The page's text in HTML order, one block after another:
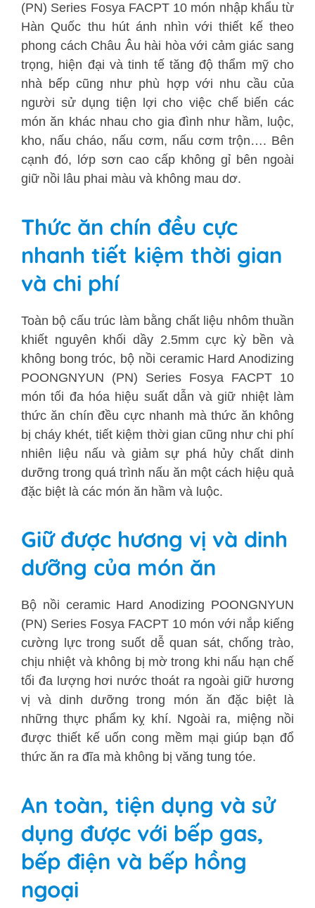
(PN) Series Fosya FACPT 10 món nhập khẩu từ
Hàn Quốc thu hút ánh nhìn với thiết kế theo
phong cách Châu Âu hài hòa với cảm giác sang
trọng, hiện đại và tinh tế tăng độ thẩm mỹ cho
nhà bếp cũng như phù hợp với nhu cầu của
người sử dụng tiện lợi cho việc chế biến các
món ăn khác nhau cho gia đình như hầm, luộc,
kho, nấu cháo, nấu cơm, nấu cơm trộn…. Bên
cạnh đó, lớp sơn cao cấp không gỉ bên ngoài
giữ nồi lâu phai màu và không mau dơ.
Thức ăn chín đều cực
nhanh tiết kiệm thời gian
và chi phí
Toàn bộ cấu trúc làm bằng chất liệu nhôm thuần
khiết nguyên khối dầy 2.5mm cực kỳ bền và
không bong tróc, bộ nồi ceramic Hard Anodizing
POONGNYUN (PN) Series Fosya FACPT 10
món tối đa hóa hiệu suất dẫn và giữ nhiệt làm
thức ăn chín đều cực nhanh mà thức ăn không
bị cháy khét, tiết kiệm thời gian cũng như chi phí
nhiên liệu nấu và giảm sự phá hủy chất dinh
dưỡng trong quá trình nấu ăn một cách hiệu quả
đặc biệt là các món ăn hầm và luộc.
Giữ được hương vị và dinh
dưỡng của món ăn
Bộ nồi ceramic Hard Anodizing POONGNYUN
(PN) Series Fosya FACPT 10 món với nắp kiếng
cường lực trong suốt dễ quan sát, chống trào,
chịu nhiệt và không bị mờ trong khi nấu hạn chế
tối đa lượng hơi nước thoát ra ngoài giữ hương
vị và dinh dưỡng trong món ăn đặc biệt là
những thực phẩm kỵ khí. Ngoài ra, miệng nồi
được thiết kế uốn cong mềm mại giúp bạn đổ
thức ăn ra đĩa mà không bị văng tung tóe.
An toàn, tiện dụng và sử
dụng được với bếp gas,
bếp điện và bếp hồng
ngoại